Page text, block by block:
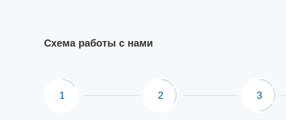
Схема работы с нами
1 2 3